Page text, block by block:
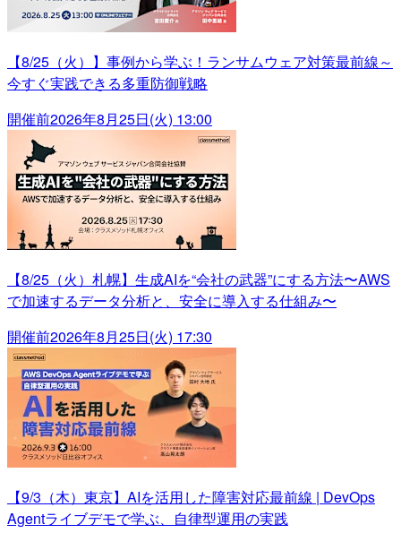
【8/25（火）】事例から学ぶ！ランサムウェア対策最前線～
今すぐ実践できる多重防御戦略
開催前2026年8月25日(火) 13:00
【8/25（火）札幌】生成AIを“会社の武器”にする方法〜AWS
で加速するデータ分析と、安全に導入する仕組み〜
開催前2026年8月25日(火) 17:30
【9/3（木）東京】AIを活用した障害対応最前線 | DevOps
Agentライブデモで学ぶ、自律型運用の実践